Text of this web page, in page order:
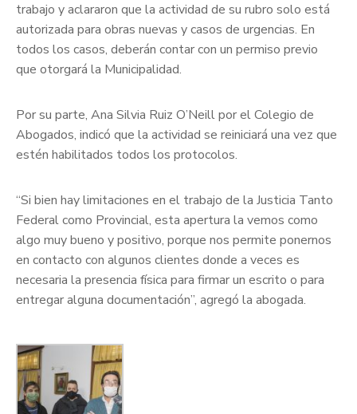
trabajo y aclararon que la actividad de su rubro solo está
autorizada para obras nuevas y casos de urgencias. En
todos los casos, deberán contar con un permiso previo
que otorgará la Municipalidad.
Por su parte, Ana Silvia Ruiz O’Neill por el Colegio de
Abogados, indicó que la actividad se reiniciará una vez que
estén habilitados todos los protocolos.
“Si bien hay limitaciones en el trabajo de la Justicia Tanto
Federal como Provincial, esta apertura la vemos como
algo muy bueno y positivo, porque nos permite ponernos
en contacto con algunos clientes donde a veces es
necesaria la presencia física para firmar un escrito o para
entregar alguna documentación”, agregó la abogada.